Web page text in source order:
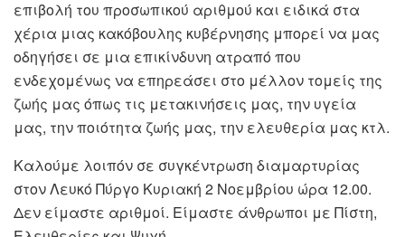
επιβολή του προσωπικού αριθμού και ειδικά στα
χέρια μιας κακόβουλης κυβέρνησης μπορεί να μας
οδηγήσει σε μια επικίνδυνη ατραπό που
ενδεχομένως να επηρεάσει στο μέλλον τομείς της
ζωής μας όπως τις μετακινήσεις μας, την υγεία
μας, την ποιότητα ζωής μας, την ελευθερία μας κτλ.
Καλούμε λοιπόν σε συγκέντρωση διαμαρτυρίας
στον Λευκό Πύργο Κυριακή 2 Νοεμβρίου ώρα 12.00.
Δεν είμαστε αριθμοί. Είμαστε άνθρωποι με Πίστη,